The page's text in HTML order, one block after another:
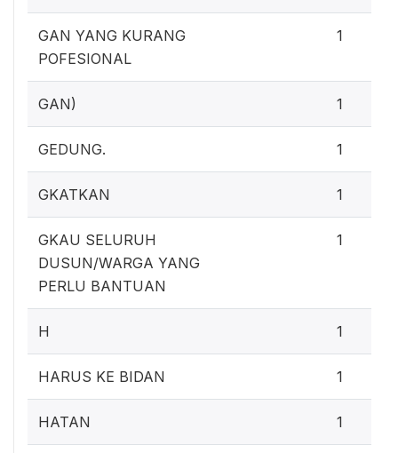
GAN YANG KURANG
POFESIONAL
1
GAN) 1
GEDUNG. 1
GKATKAN 1
GKAU SELURUH
DUSUN/WARGA YANG
PERLU BANTUAN
1
H 1
HARUS KE BIDAN 1
HATAN 1